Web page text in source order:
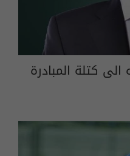
كتلة المبادرة